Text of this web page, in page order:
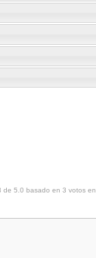
de 5.0 basado en 3 votos en